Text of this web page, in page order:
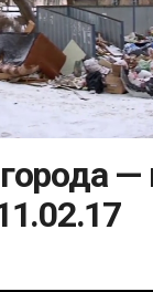
—